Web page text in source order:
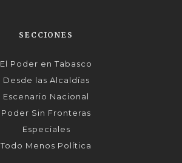
SECCIONES
El Poder en Tabasco
Desde las Alcaldías
Escenario Nacional
Poder Sin Fronteras
Especiales
Todo Menos Política